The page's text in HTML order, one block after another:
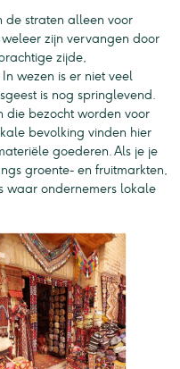
straten alleen voor
zijn vervangen door
zijde,
wezen is er niet veel
is nog springlevend.
die bezocht worden voor
bevolking vinden hier
goederen. Als je je
groente- en fruitmarkten,
waar ondernemers lokale